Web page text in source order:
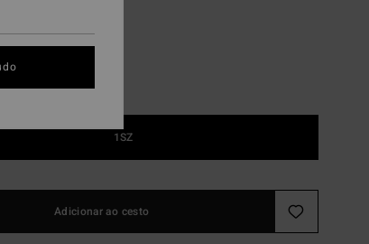
1SZ
Adicionar ao cesto